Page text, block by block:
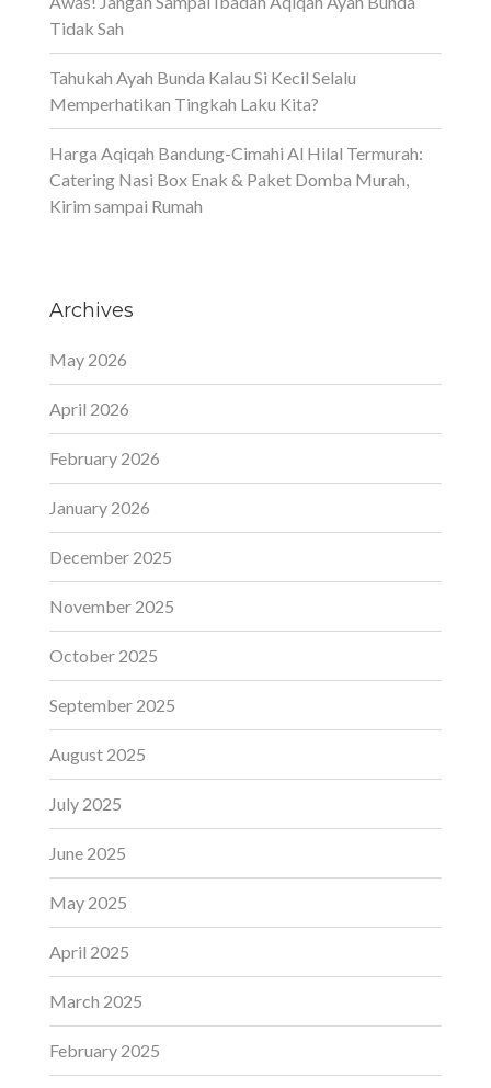
Tidak Sah
Tahukah Ayah Bunda Kalau Si Kecil Selalu
Memperhatikan Tingkah Laku Kita?
Harga Aqiqah Bandung-Cimahi Al Hilal Termurah:
Catering Nasi Box Enak & Paket Domba Murah,
Kirim sampai Rumah
Archives
May 2026
April 2026
February 2026
January 2026
December 2025
November 2025
October 2025
September 2025
August 2025
July 2025
June 2025
May 2025
April 2025
March 2025
February 2025